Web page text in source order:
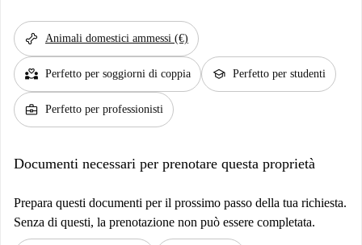
pet_supplies Animali domestici ammessi (€)
partner_heart Perfetto per soggiorni di coppia school Perfetto per studenti
business_center Perfetto per professionisti
Documenti necessari per prenotare questa proprietà
Prepara questi documenti per il prossimo passo della tua richiesta.
Senza di questi, la prenotazione non può essere completata.